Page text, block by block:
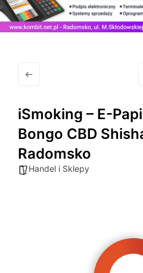
iSmoking – E-
Bongo CBD
Radomsko
Handel i Sklepy